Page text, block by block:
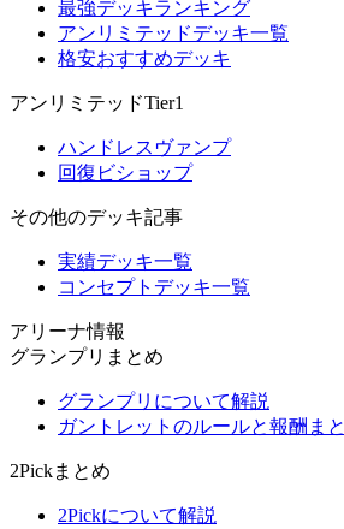
最強デッキランキング
アンリミテッドデッキ一覧
格安おすすめデッキ
アンリミテッドTier1
ハンドレスヴァンプ
回復ビショップ
その他のデッキ記事
実績デッキ一覧
コンセプトデッキ一覧
アリーナ情報
グランプリまとめ
グランプリについて解説
ガントレットのルールと報酬ま
2Pickまとめ
2Pickについて解説